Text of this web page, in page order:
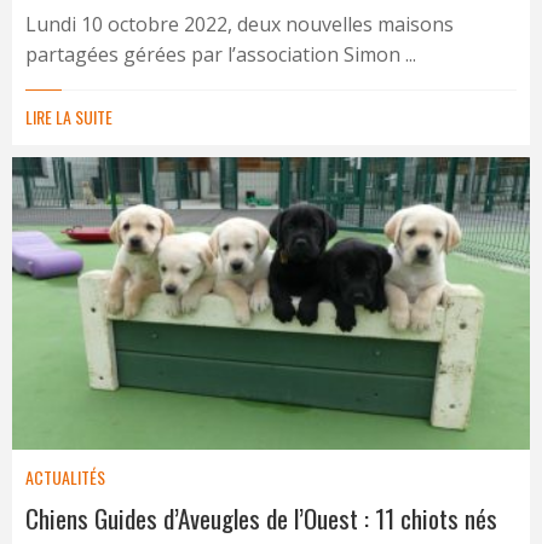
Lundi 10 octobre 2022, deux nouvelles maisons
partagées gérées par l’association Simon ...
LIRE LA SUITE
ACTUALITÉS
Chiens Guides d’Aveugles de l’Ouest : 11 chiots nés